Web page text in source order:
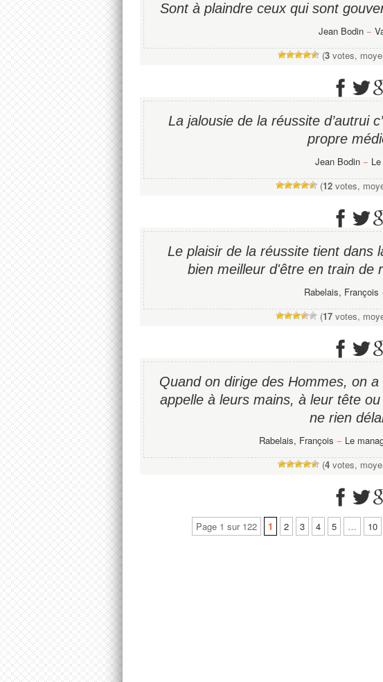
Sont à plaindre ceux qui sont
Jean Bodin −
(3 votes,
La jalousie de la réussite d’autrui
propre
Jean Bodin −
(12votes,
Le plaisir de la réussite tient dans
bien meilleur d'être en train de
Rabelais, François
(17votes,
Quand on dirige des Hommes, on
appelle à leurs mains, à leur tête
ne rien
Rabelais, François − Le
(4 votes,
Page 1 sur 122 1 2 3 4 5 … 10